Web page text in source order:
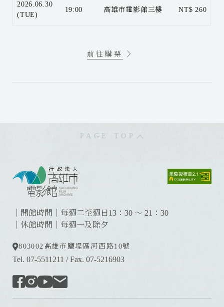
2026.06.30
(TUE)
19:00 高雄市電影館三樓 NT$ 260
前往購票
｜開館時間｜每週二至週日13：30 ～ 21：30
｜休館時間｜每週一及除夕
803002 高雄市鹽埕區河西路10號
Tel. 07-5511211 /Fax. 07-5216903
PAGE TOP